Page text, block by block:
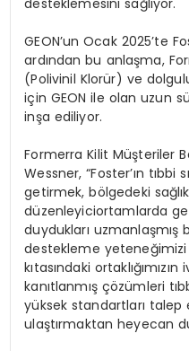
GEON’un Ocak 2025’te
ardından bu anlaşma,
(Polivinil Klorür) ve
için GEON ile olan uzun
inşa ediliyor.
Formerra Kilit Müşteriler
Wessner, “Foster’ın tıbbi
getirmek, bölgedeki
düzenleyiciortamlarda
duydukları uzmanlaşmış
destekleme yeteneğimizi
kıtasındaki
kanıtlanmış çözümleri
yüksek standartları talep
ulaştırmaktan heyecan